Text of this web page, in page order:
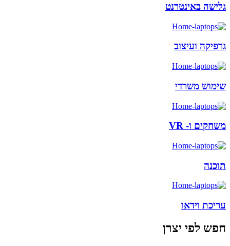
גלישה באינטרנט
גרפיקה ועיצוב
שימוש משרדי
משחקים ו- VR
תוכנה
עריכת וידאו
חפש לפי יצרן